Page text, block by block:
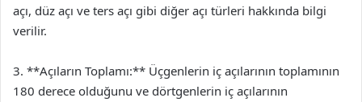
açı, düz açı ve ters açı gibi diğer açı türleri hakkında bilgi
verilir.
3. **Açıların Toplamı:** Üçgenlerin iç açılarının toplamının
180 derece olduğunu ve dörtgenlerin iç açılarının